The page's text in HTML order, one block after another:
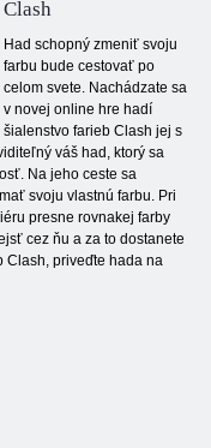
Clash
Had schopný zmeniť svoju
farbu bude cestovať po
celom svete. Nachádzate sa
v novej online hre hadí
šialenstvo farieb Clash jej s
váš had, ktorý sa
Na jeho ceste sa
svoju vlastnú farbu. Pri
presne rovnakej farby
cez ňu a za to dostanete
Clash, priveďte hada na